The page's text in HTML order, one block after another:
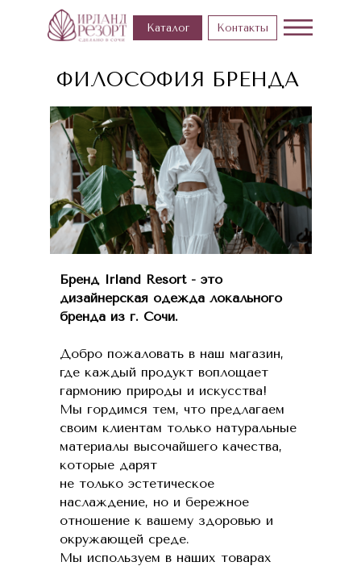
Контакты
Каталог
ФИЛОСОФИЯ БРЕНДА
Бренд Irland Resort - это
дизайнерская одежда локального
бренда из г. Сочи.
Добро пожаловать в наш магазин,
где каждый продукт воплощает
гармонию природы и искусства!
Мы гордимся тем, что предлагаем
своим клиентам только натуральные
материалы высочайшего качества,
которые дарят
не только эстетическое
наслаждение, но и бережное
отношение к вашему здоровью и
окружающей среде.
Мы используем в наших товарах